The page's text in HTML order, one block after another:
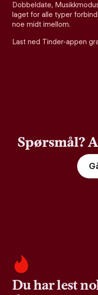
Dobbeldate,
laget for alle typer
noe midt imellom.
Last ned Tinder-appen
Spørsmål?
Du har lest